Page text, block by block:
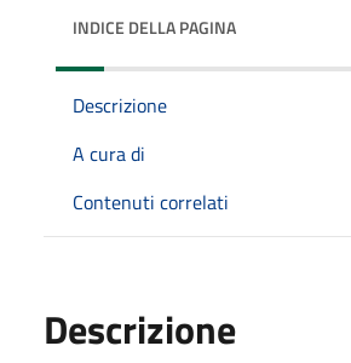
INDICE DELLA PAGINA
Descrizione
A cura di
Contenuti correlati
Descrizione